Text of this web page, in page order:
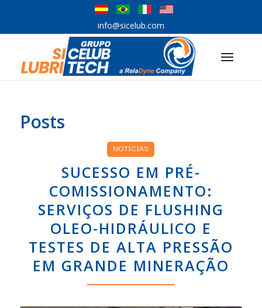
info@sicelub.com
Posts
NOTÍCIAS
SUCESSO EM PRÉ-
COMISSIONAMENTO:
SERVIÇOS DE FLUSHING
OLEO-HIDRÁULICO E
TESTES DE ALTA PRESSÃO
EM GRANDE MINERAÇÃO